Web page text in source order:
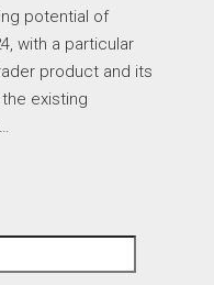
potential of
with a particular
product and its
existing